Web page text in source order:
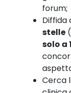
forum;
Diffida
stelle
solo a
Cerca